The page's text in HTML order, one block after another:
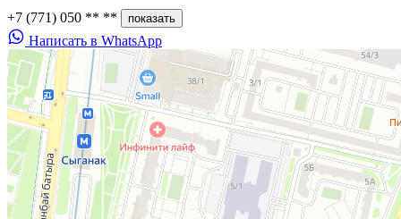
+7 (771) 050 ** ** показать
Написать в WhatsApp